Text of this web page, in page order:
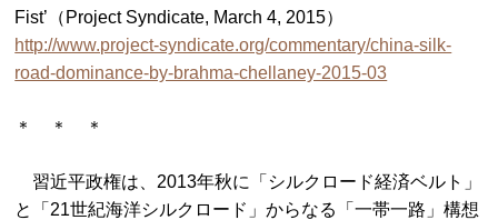
Fist’（Project Syndicate, March 4, 2015）
http://www.project-syndicate.org/commentary/china-silk-
road-dominance-by-brahma-chellaney-2015-03
＊ ＊ ＊
習近平政権は、2013年秋に「シルクロード経済ベルト」
と「21世紀海洋シルクロード」からなる「一帯一路」構想